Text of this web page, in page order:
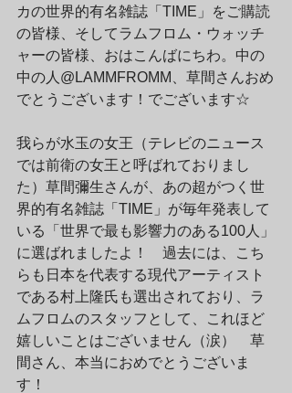
カの世界的有名雑誌「TIME」をご購読
の皆様、そしてラムフロム・ウォッチ
ャーの皆様、おはこんばにちわ。中の
中の人@LAMMFROMM、草間さんおめ
でとうございます！でございます☆
我らが水玉の女王（テレビのニュース
では前衛の女王と呼ばれておりまし
た）草間彌生さんが、あの超がつく世
界的有名雑誌「TIME」が毎年発表して
いる「世界で最も影響力のある100人」
に選ばれましたよ！　過去には、こち
らも日本を代表する現代アーティスト
である村上隆氏も選出されており、ラ
ムフロムのスタッフとして、これほど
嬉しいことはございません（涙）　草
間さん、本当におめでとうございま
す！